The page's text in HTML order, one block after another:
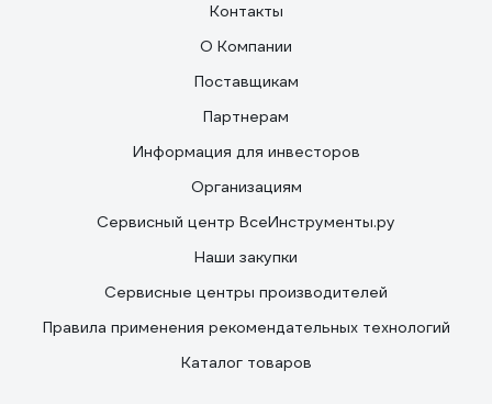
Контакты
О Компании
Поставщикам
Партнерам
Информация для инвесторов
Организациям
Сервисный центр ВсеИнструменты.ру
Наши закупки
Сервисные центры производителей
Правила применения рекомендательных технологий
Каталог товаров